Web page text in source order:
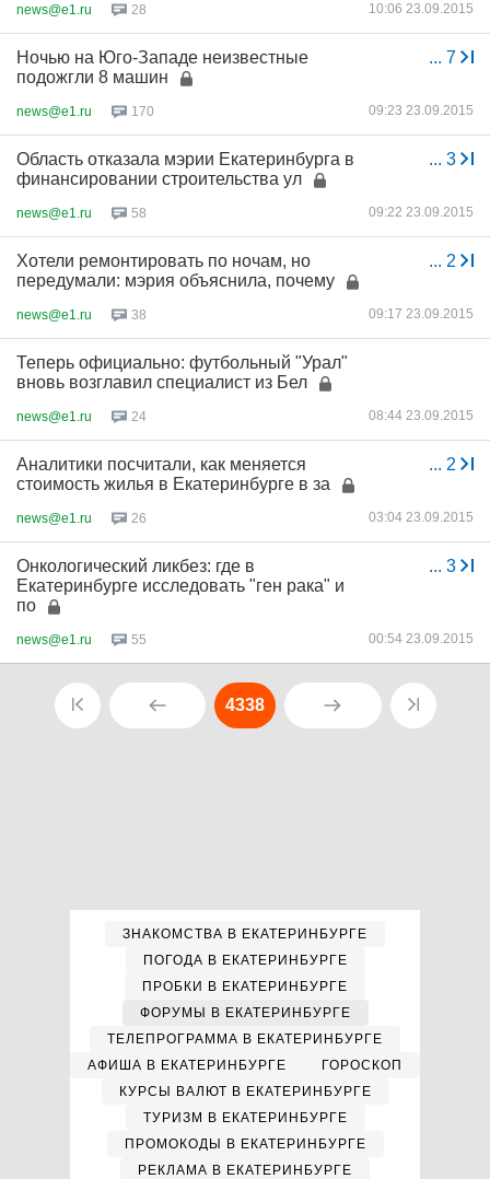
news@e1.ru 28 10:06 23.09.2015
... 7
Ночью на Юго-Западе неизвестные
подожгли 8 машин
news@e1.ru 170 09:23 23.09.2015
... 3
Область отказала мэрии Екатеринбурга в
финансировании строительства ул
news@e1.ru 58 09:22 23.09.2015
... 2
Хотели ремонтировать по ночам, но
передумали: мэрия объяснила, почему
news@e1.ru 38 09:17 23.09.2015
Теперь официально: футбольный "Урал"
вновь возглавил специалист из Бел
news@e1.ru 24 08:44 23.09.2015
... 2
Аналитики посчитали, как меняется
стоимость жилья в Екатеринбурге в за
news@e1.ru 26 03:04 23.09.2015
... 3
Онкологический ликбез: где в
Екатеринбурге исследовать "ген рака" и
по
news@e1.ru 55 00:54 23.09.2015
4338
ЗНАКОМСТВА В ЕКАТЕРИНБУРГЕ
ПОГОДА В ЕКАТЕРИНБУРГЕ
ПРОБКИ В ЕКАТЕРИНБУРГЕ
ФОРУМЫ В ЕКАТЕРИНБУРГЕ
ТЕЛЕПРОГРАММА В ЕКАТЕРИНБУРГЕ
АФИША В ЕКАТЕРИНБУРГЕ
ГОРОСКОП
КУРСЫ ВАЛЮТ В ЕКАТЕРИНБУРГЕ
ТУРИЗМ В ЕКАТЕРИНБУРГЕ
ПРОМОКОДЫ В ЕКАТЕРИНБУРГЕ
РЕКЛАМА В ЕКАТЕРИНБУРГЕ